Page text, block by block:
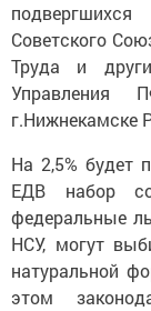
Советского
Труда и
г.Нижнекамске
На 2,5% будет
ЕДВ набор
федеральные
НСУ, могут
натуральной
этом